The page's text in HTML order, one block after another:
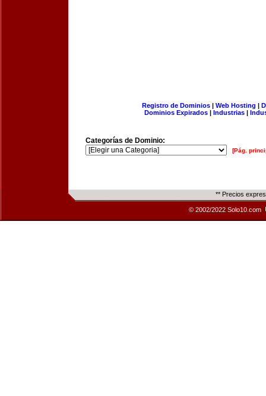
Registro de Dominios| Web Hosting |
Dominios Expirados | Industrias |
Categorías de Dominio:
[Pág.
** Precios
© 2002/2022 Solo10.com